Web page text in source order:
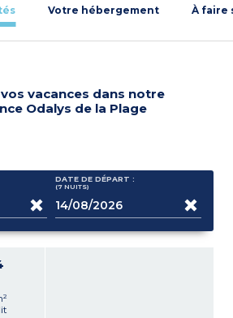
Votre hébergement À faire
vacances dans notre
Odalys de la Plage
DATE DE DÉPART :
(7 NUITS)